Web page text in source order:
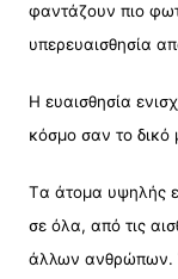
φαντάζουν πιο
υπερευαισθησία
Η ευαισθησία
κόσμο σαν το
Tα άτομα υψηλής
σε όλα, από τις
άλλων ανθρώπων.